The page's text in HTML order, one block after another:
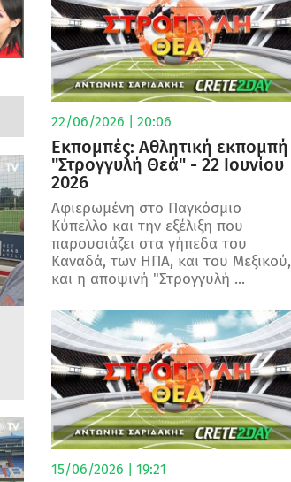
22/06/2026 | 20:06
Εκπομπές: Αθλητική εκπομπή
"Στρογγυλή Θεά" - 22 Ιουνίου
2026
Αφιερωμένη στο Παγκόσμιο
Κύπελλο και την εξέλιξη που
παρουσιάζει στα γήπεδα του
Καναδά, των ΗΠΑ, και του Μεξικού,
και η αποψινή "Στρογγυλή ...
15/06/2026 | 19:21